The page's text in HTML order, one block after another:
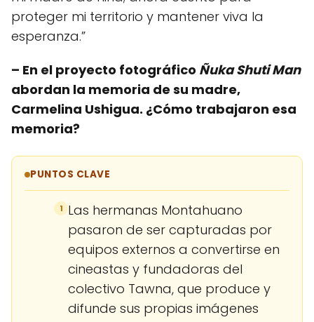
proteger mi territorio y mantener viva la
esperanza.”
– En el proyecto fotográfico Ñuka Shuti Man
abordan la memoria de su madre,
Carmelina Ushigua. ¿Cómo trabajaron esa
memoria?
PUNTOS CLAVE
1 Las hermanas Montahuano
pasaron de ser capturadas por
equipos externos a convertirse en
cineastas y fundadoras del
colectivo Tawna, que produce y
difunde sus propias imágenes